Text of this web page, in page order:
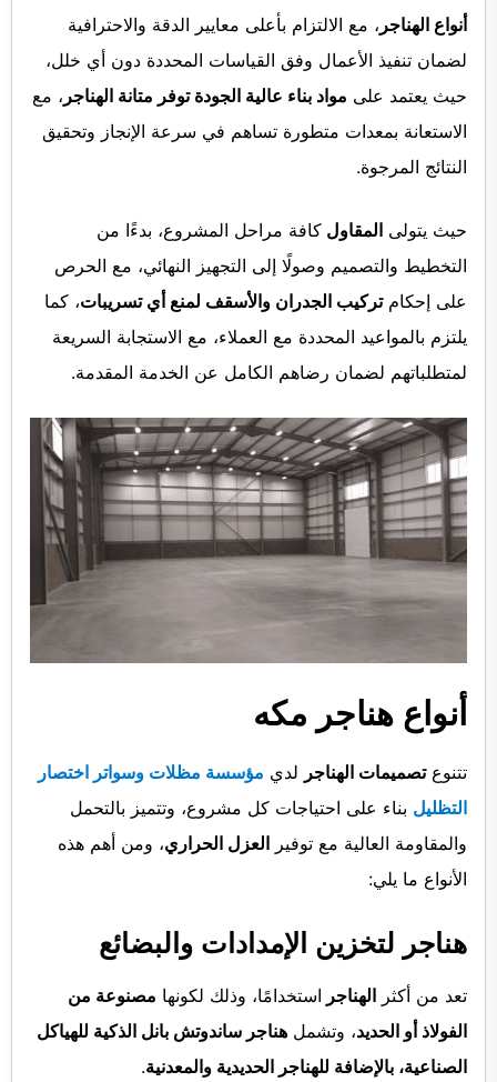
أنواع الهناجر ، مع الالتزام بأعلى معايير الدقة والاحترافية
لضمان تنفيذ الأعمال وفق القياسات المحددة دون أي خلل،
حيث يعتمد على مواد بناء عالية الجودة توفر متانة الهناجر ، مع
الاستعانة بمعدات متطورة تساهم في سرعة الإنجاز وتحقيق
النتائج المرجوة.
حيث يتولى المقاول كافة مراحل المشروع، بدءًا من
التخطيط والتصميم وصولًا إلى التجهيز النهائي، مع الحرص
على إحكامتركيب الجدران والأسقف لمنع أي تسريبات، كما
يلتزم بالمواعيد المحددة مع العملاء، مع الاستجابة السريعة
لمتطلباتهم لضمان رضاهم الكامل عن الخدمة المقدمة.
أنواع هناجر مكه
تتنوعتصميمات الهناجر لدي مؤسسة مظلات وسواتر اختصار
التظليل بناء على احتياجات كل مشروع، وتتميز بالتحمل
والمقاومة العالية مع توفير العزل الحراري، ومن أهم هذه
الأنواع ما يلي:
هناجر لتخزين الإمدادات والبضائع
تعد من أكثر الهناجر استخدامًا، وذلك لكونها مصنوعة من
الفولاذ أو الحديد، وتشمل هناجر ساندوتش بانل الذكية للهياكل
الصناعية، بالإضافة للهناجر الحديدية والمعدنية.